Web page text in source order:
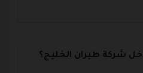
شركة طيران الخليج؟